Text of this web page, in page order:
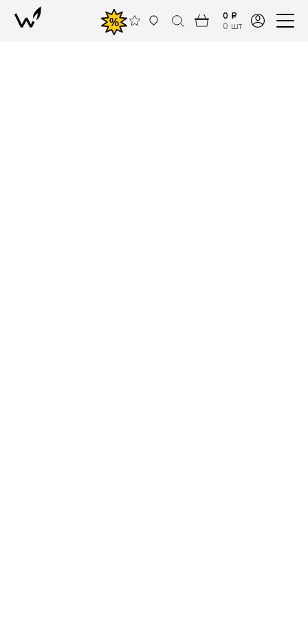
%
0 ₽
0 шт